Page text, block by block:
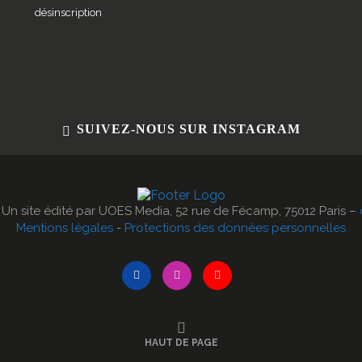
désinscription
SUIVEZ-NOUS SUR INSTAGRAM
site édité par UOES Media, 52 rue de Fécamp, 75012 Paris –
Mentions légales - Protections des données personnelles
HAUT DE PAGE